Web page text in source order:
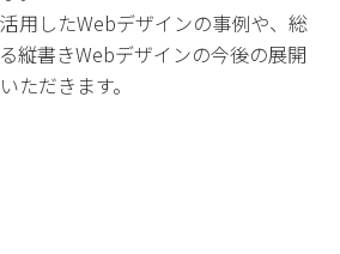
用したWebデザインの事例や、総
縦書きWebデザインの今後の展開
ただきます。